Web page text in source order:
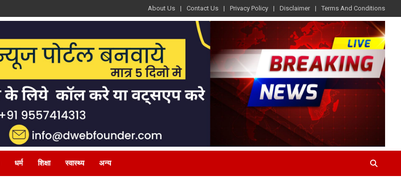
About Us Contact Us Privacy Policy Disclaimer Terms And Conditions
धर्म शिक्षा स्वास्थ्य अन्य